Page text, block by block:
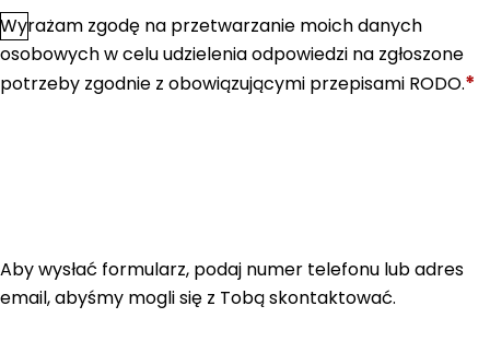
Zgoda*
Wyrażam zgodę na przetwarzanie moich danych
osobowych w celu udzielenia odpowiedzi na zgłoszone
potrzeby zgodnie z obowiązującymi przepisami RODO.*
Aby wysłać formularz, podaj numer telefonu lub adres
email, abyśmy mogli się z Tobą skontaktować.